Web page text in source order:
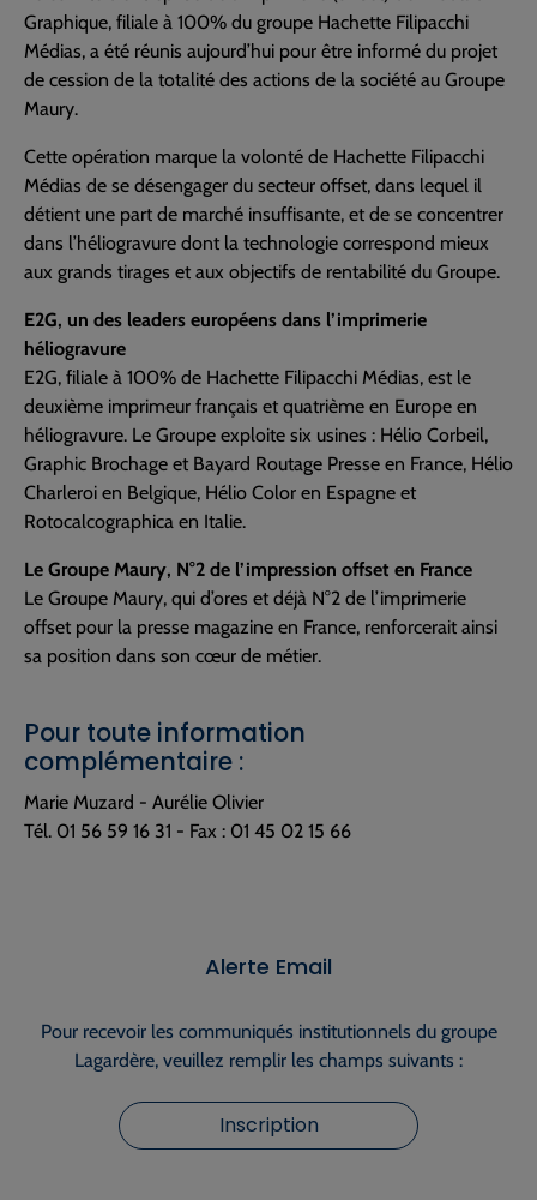
Graphique, filiale à 100% du groupe Hachette Filipacchi
Médias, a été réunis aujourd’hui pour être informé du projet
de cession de la totalité des actions de la société au Groupe
Maury.
Cette opération marque la volonté de Hachette Filipacchi
Médias de se désengager du secteur offset, dans lequel il
détient une part de marché insuffisante, et de se concentrer
dans l’héliogravure dont la technologie correspond mieux
aux grands tirages et aux objectifs de rentabilité du Groupe.
E2G, un des leaders européens dans l’imprimerie
héliogravure
E2G, filiale à 100% de Hachette Filipacchi Médias, est le
deuxième imprimeur français et quatrième en Europe en
héliogravure. Le Groupe exploite six usines : Hélio Corbeil,
Graphic Brochage et Bayard Routage Presse en France, Hélio
Charleroi en Belgique, Hélio Color en Espagne et
Rotocalcographica en Italie.
Le Groupe Maury, N°2 de l’impression offset en France
Le Groupe Maury, qui d’ores et déjà N°2 de l’imprimerie
offset pour la presse magazine en France, renforcerait ainsi
sa position dans son cœur de métier.
Pour toute information
complémentaire :
Marie Muzard - Aurélie Olivier
Tél. 01 56 59 16 31 - Fax : 01 45 02 15 66
Alerte Email
Pour recevoir les communiqués institutionnels du groupe
Lagardère, veuillez remplir les champs suivants :
Inscription